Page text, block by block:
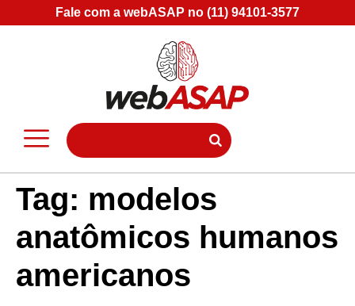
Fale com a webASAP no (11) 94101-3577
Tag: modelos
anatômicos humanos
americanos